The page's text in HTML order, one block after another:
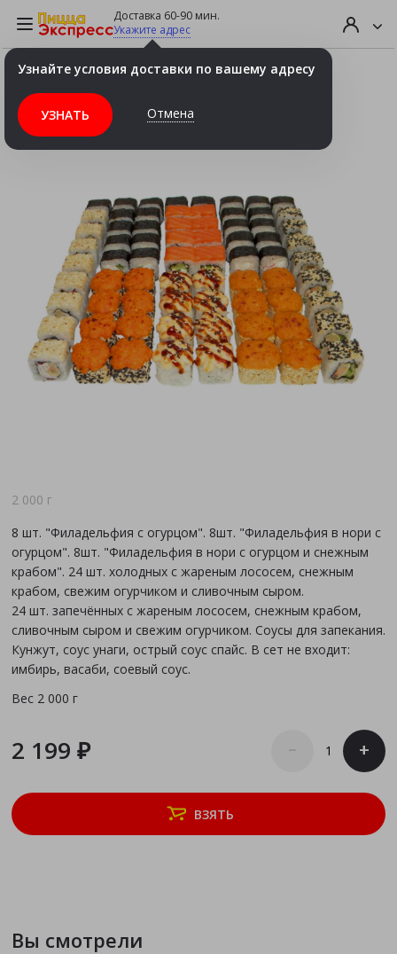
Доставка 60-90 мин.
Укажите адрес
Сет "Всё с лососем" 2кг (72шт.)
2 000 г
8 шт. "Филадельфия с огурцом". 8шт. "Филадельфия в нори с
огурцом". 8шт. "Филадельфия в нори с огурцом и снежным
крабом". 24 шт. холодных с жареным лососем, снежным
крабом, свежим огурчиком и сливочным сыром.
24 шт. запечённых с жареным лососем, снежным крабом,
сливочным сыром и свежим огурчиком. Соусы для запекания.
Кунжут, соус унаги, острый соус спайс. В сет не входит:
имбирь, васаби, соевый соус.
Вес 2 000 г
2 199 ₽ – +
ВЗЯТЬ
Вы смотрели
Узнайте условия доставки по вашему адресу
УЗНАТЬ Отмена